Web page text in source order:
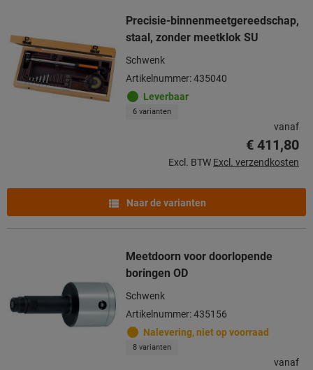
Precisie-binnenmeetgereedschap,
staal, zonder meetklok SU
Schwenk
Artikelnummer: 435040
Leverbaar
6 varianten
vanaf
€ 411,80
Excl. BTW Excl. verzendkosten
Naar de varianten
Meetdoorn voor doorlopende
boringen OD
Schwenk
Artikelnummer: 435156
Nalevering, niet op voorraad
8 varianten
vanaf